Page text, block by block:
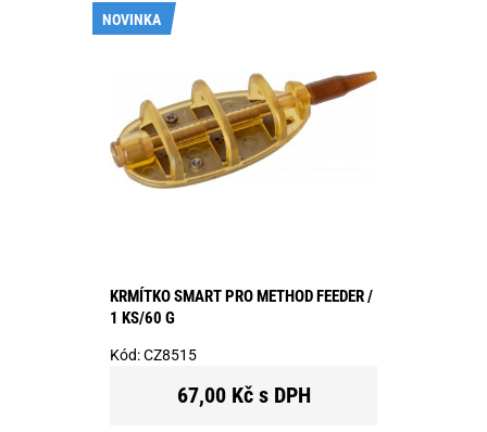
KRMÍTKO SMART PRO METHOD FEEDER /
1 KS/60 G
Kód:CZ8515
67,00 Kč s DPH
NOVINKA